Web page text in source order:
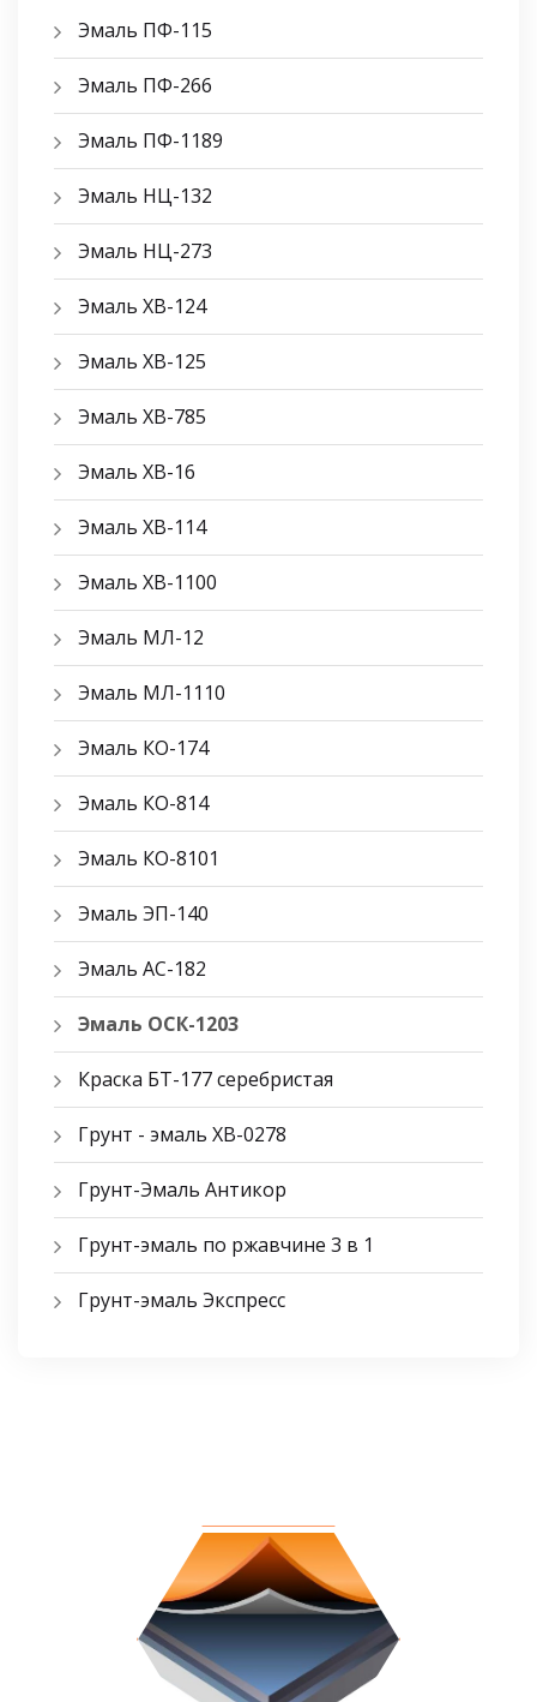
Эмаль ПФ-115
Эмаль ПФ-266
Эмаль ПФ-1189
Эмаль НЦ-132
Эмаль НЦ-273
Эмаль ХВ-124
Эмаль ХВ-125
Эмаль ХВ-785
Эмаль ХВ-16
Эмаль ХВ-114
Эмаль ХВ-1100
Эмаль МЛ-12
Эмаль МЛ-1110
Эмаль КО-174
Эмаль КО-814
Эмаль КО-8101
Эмаль ЭП-140
Эмаль АС-182
Эмаль ОСК-1203
Краска БТ-177 серебристая
Грунт - эмаль ХВ-0278
Грунт-Эмаль Антикор
Грунт-эмаль по ржавчине 3 в 1
Грунт-эмаль Экспресс